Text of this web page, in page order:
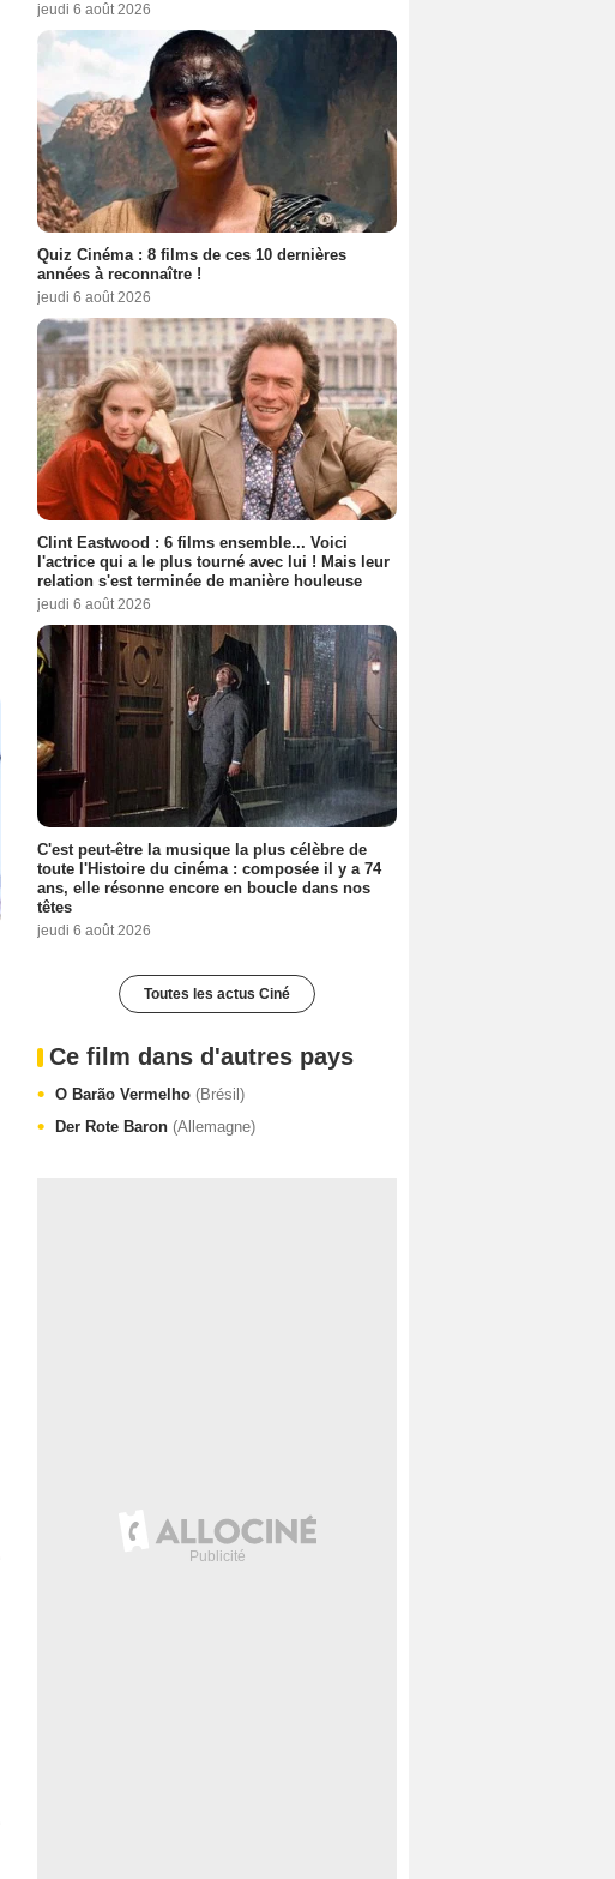
jeudi 6 août 2026
Quiz Cinéma : 8 films de ces 10 dernières
années à reconnaître !
jeudi 6 août 2026
Clint Eastwood : 6 films ensemble... Voici
l'actrice qui a le plus tourné avec lui ! Mais leur
relation s'est terminée de manière houleuse
jeudi 6 août 2026
C'est peut-être la musique la plus célèbre de
toute l'Histoire du cinéma : composée il y a 74
ans, elle résonne encore en boucle dans nos
têtes
jeudi 6 août 2026
Toutes les actus Ciné
Ce film dans d'autres pays
O Barão Vermelho (Brésil)
Der Rote Baron (Allemagne)